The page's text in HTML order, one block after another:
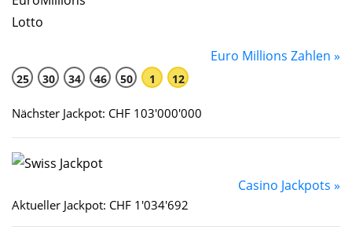
Euro Millions Zahlen »
25 30 34 46 50 1 12
Nächster Jackpot: CHF 103'000'000
Casino Jackpots »
Aktueller Jackpot: CHF 1'034'692